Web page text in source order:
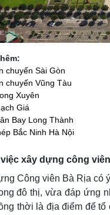
chuyến Sài Gòn
chuyến Vũng Tàu
Xuyên
Giá
Bay Long Thành
Bắc Ninh Hà Nội
xây dựng công
Công viên Bà Rịa có
đô thị, vừa đáp ứng
thời là địa điểm để